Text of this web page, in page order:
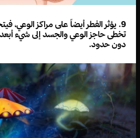
9. يؤثر الفطر أيضاً على مراكز الوعي،
تخطى حاجز الوعي والجسد إلى شيء
دون حدود.